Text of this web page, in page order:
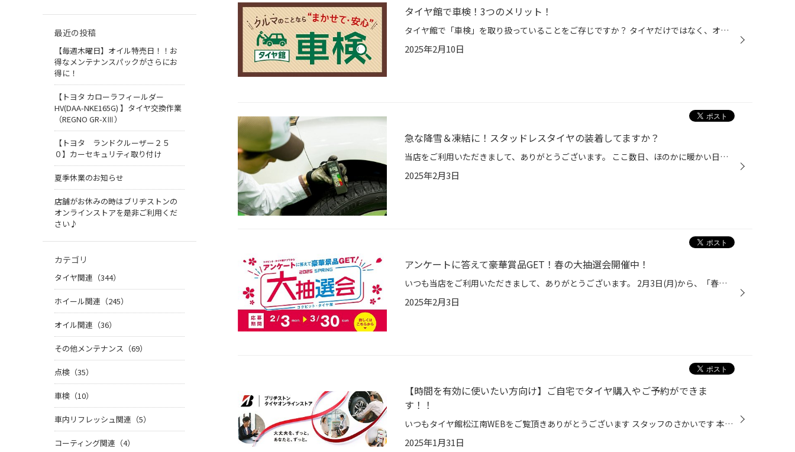
タイヤ館で車検！3つのメリット！
タイヤ館で「車検」を取り扱っていることをご存じですか？ タイヤだけではなく、オイルやバッテリーの交換など、メンテナンスも幅広く手掛けており、 車検も安心してタイヤ館におまかせいただくことができます！ タイヤ館で車検を受ける3つのメリット！ ＜メリット その1＞交換部品がお得！ タイヤ...
2025年2月10日
急な降雪＆凍結に！スタッドレスタイヤの装着してますか？
当店をご利用いただきまして、ありがとうございます。 ここ数日、ほのかに暖かい日もちらほらあり、春が少しは近づいてきたのかなと思いきや、 最近では、各地で「10年に1度のレベルの」等の少しびっくりする表現で、 急な大雪や降雪、低温などに関する早期天候情報も発表されていたりしております...
2025年2月3日
アンケートに答えて豪華賞品GET！春の大抽選会開催中！
いつも当店をご利用いただきまして、ありがとうございます。 2月3日(月)から、「春の大抽選会」を開催しております！ コクピット・タイヤ館アプリからアンケートに答えて頂くと、抽選で豪華景品をプレゼント！ コクピット・タイヤ館アプリからアンケートをお答え頂いた方全員、抽選にご参加いただけ...
2025年2月3日
【時間を有効に使いたい方向け】ご自宅でタイヤ購入やご予約ができま
す！！
いつもタイヤ館松江南WEBをご覧頂きありがとうございます スタッフのさかいです 本日はタイヤの新しい買い方をご紹介します WEBからの購入をお考えの方必見！ ①自車のタイヤサイズの確認！ ↓↓まずはタイヤサイズをチェック！！↓↓ ●タイヤの見方 (例) サイズ: 195/65R15 ②ブリヂストンオンラインスト...
2025年1月31日
最近の投稿
【毎週木曜日】オイル特売日！！お
得なメンテナンスパックがさらにお
得に！
【トヨタ カローラフィールダー
HV(DAA-NKE165G) 】タイヤ交換作業
（REGNO GR-XⅢ）
【トヨタ ランドクルーザー２５
０】カーセキュリティ取り付け
夏季休業のお知らせ
店舗がお休みの時はブリヂストンの
オンラインストアを是非ご利用くだ
さい♪
カテゴリ
タイヤ関連（344）
ホイール関連（245）
オイル関連（36）
その他メンテナンス（69）
点検（35）
車検（10）
車内リフレッシュ関連（5）
コーティング関連（4）